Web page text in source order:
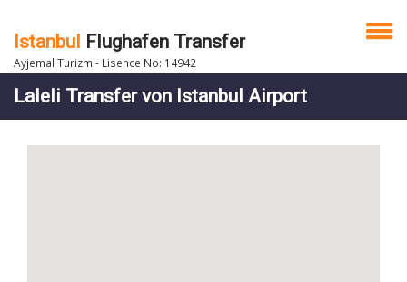
Istanbul Flughafen Transfer
Ayjemal Turizm - Lisence No: 14942
Laleli Transfer von Istanbul Airport